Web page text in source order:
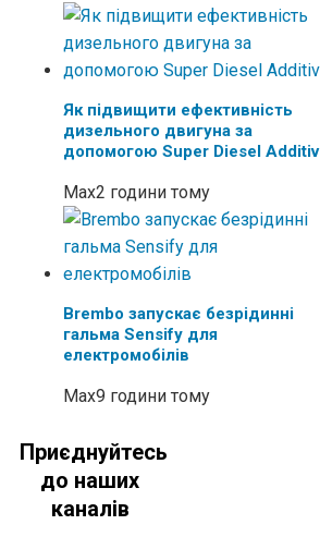
Як підвищити ефективність
дизельного двигуна за
допомогою Super Diesel Additiv
Max2 години тому
Brembo запускає безрідинні
гальма Sensify для
електромобілів
Max9 години тому
Приєднуйтесь
до наших
каналів